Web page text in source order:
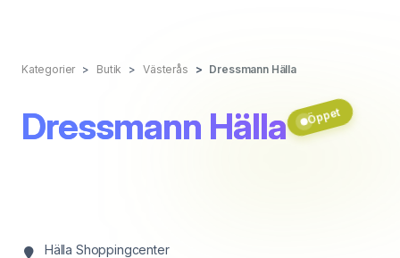
Kategorier Butik Västerås Dressmann Hälla
Dressmann Hälla Öppet
Hälla Shoppingcenter